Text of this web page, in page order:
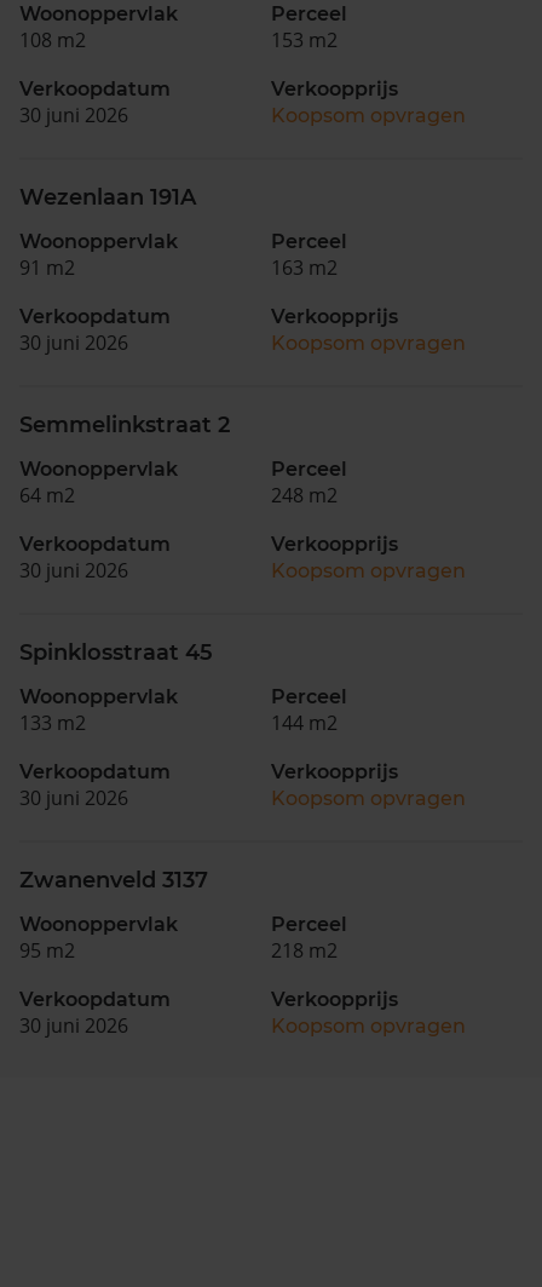
Woonoppervlak
108 m2
Perceel
153 m2
Verkoopdatum
30 juni 2026
Verkoopprijs
Koopsom opvragen
Wezenlaan 191A
Woonoppervlak
91 m2
Perceel
163 m2
Verkoopdatum
30 juni 2026
Verkoopprijs
Koopsom opvragen
Semmelinkstraat 2
Woonoppervlak
64 m2
Perceel
248 m2
Verkoopdatum
30 juni 2026
Verkoopprijs
Koopsom opvragen
Spinklosstraat 45
Woonoppervlak
133 m2
Perceel
144 m2
Verkoopdatum
30 juni 2026
Verkoopprijs
Koopsom opvragen
Zwanenveld 3137
Woonoppervlak
95 m2
Perceel
218 m2
Verkoopdatum
30 juni 2026
Verkoopprijs
Koopsom opvragen